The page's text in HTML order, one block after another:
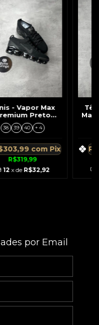
- Vapor Max
Preto
Símbolo Preto
e Grande
38 39 40 + 4
R$319,99
com Pix
12 x de R$32,92
Max
por Email